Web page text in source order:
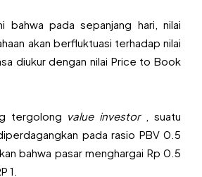
bahwa pada sepanjang hari, nilai
akan berfluktuasi terhadap nilai
diukur dengan nilai Price to Book
tergolong value investor , suatu
pada rasio PBV 0.5
bahwa pasar menghargai Rp 0.5
1.